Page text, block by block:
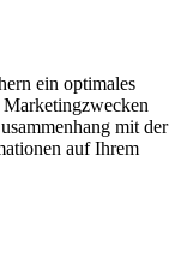
ein optimales
mit der
auf Ihrem